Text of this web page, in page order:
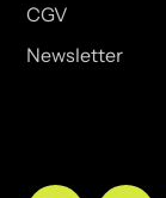
CGV
Newsletter